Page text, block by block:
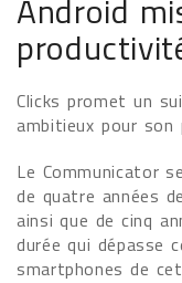
Android
Clicks promet un
ambitieux pour son
Le Communicator
de quatre années
ainsi que de cinq
durée qui dépasse
smartphones de